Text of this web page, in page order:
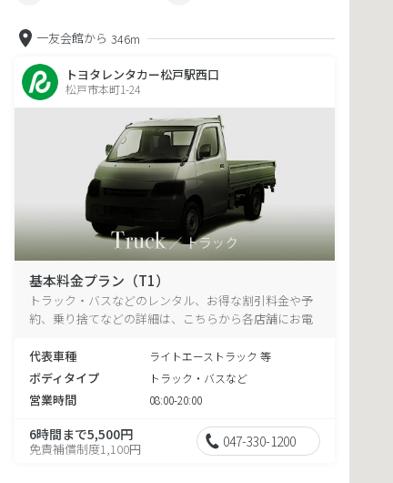
一友会館から 346m
トヨタレンタカー松戸駅西口
松戸市本町1-24
基本料金プラン（T1）
トラック・バスなどのレンタル、お得な割引料金や予
約、乗り捨てなどの詳細は、こちらから各店舗にお電
代表車種
ライトエーストラック 等
ボディタイプ トラック・バスなど
営業時間 08:00-20:00
6時間まで5,500円
免責補償制度1,100円 047-330-1200